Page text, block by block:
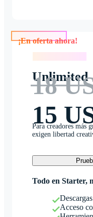
Unlimited
18
15
Para creadores más
exigen libertad
Todo en Starter,
Acceso